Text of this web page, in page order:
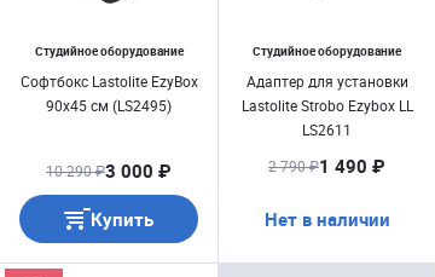
Студийное оборудование
Софтбокс Lastolite EzyBox
90х45 см (LS2495)
10 290 ₽3 000 ₽
Купить
Студийное оборудование
Адаптер для установки
Lastolite Strobo Ezybox LL
LS2611
2 790 ₽1 490 ₽
Нет в наличии